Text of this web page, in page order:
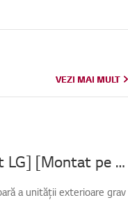
VEZI MAI MULT
[Curățarea aparatului de aer condiționat LG] [Montat pe perete] Cum să cureți suprafața exterioară a unității exterioare
a unității exterioare grav
VEZI MAI MULT